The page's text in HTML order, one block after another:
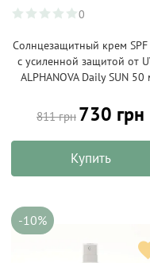
0
Солнцезащитный крем SPF
с усиленной защитой от
ALPHANOVA Daily SUN 50
811 грн 730 грн
Купить
-10%